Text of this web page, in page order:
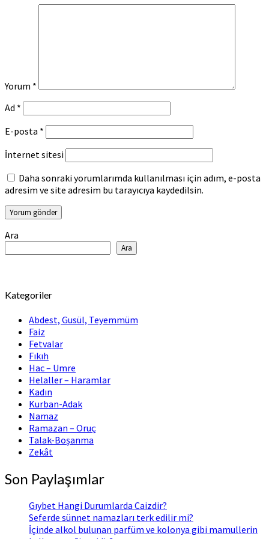
Yorum *
Ad *
E-posta *
İnternet sitesi
Daha sonraki yorumlarımda kullanılması için adım, e-posta
adresim ve site adresim bu tarayıcıya kaydedilsin.
Ara
Ara
Kategoriler
Abdest, Gusül, Teyemmüm
Faiz
Fetvalar
Fıkıh
Hac – Umre
Helaller – Haramlar
Kadın
Kurban-Adak
Namaz
Ramazan – Oruç
Talak-Boşanma
Zekât
Son Paylaşımlar
Gıybet Hangi Durumlarda Caizdir?
Seferde sünnet namazları terk edilir mi?
İçinde alkol bulunan parfüm ve kolonya gibi mamullerin